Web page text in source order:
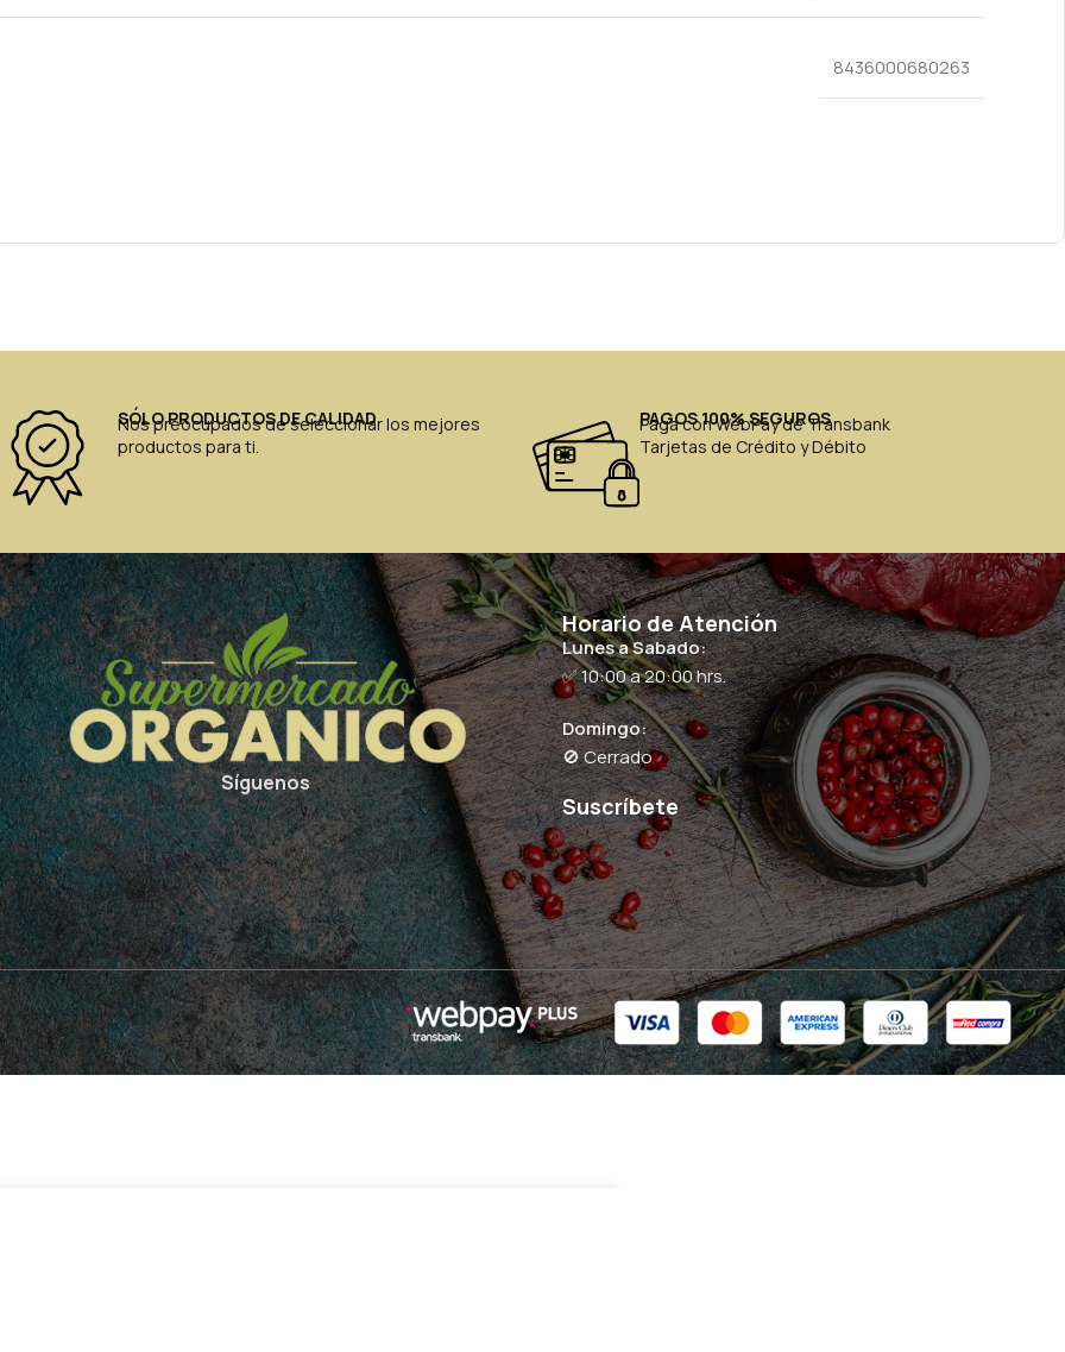
8436000680263
SÓLO PRODUCTOS DE CALIDAD
Nos preocupados de seleccionar los mejores
productos para ti.
PAGOS 100% SEGUROS
Paga con WebPay de Transbank
Tarjetas de Crédito y Débito
Síguenos
Horario de Atención
Lunes a Sabado:
✅ 10:00 a 20:00 hrs.
Domingo:
🚫 Cerrado
Suscríbete